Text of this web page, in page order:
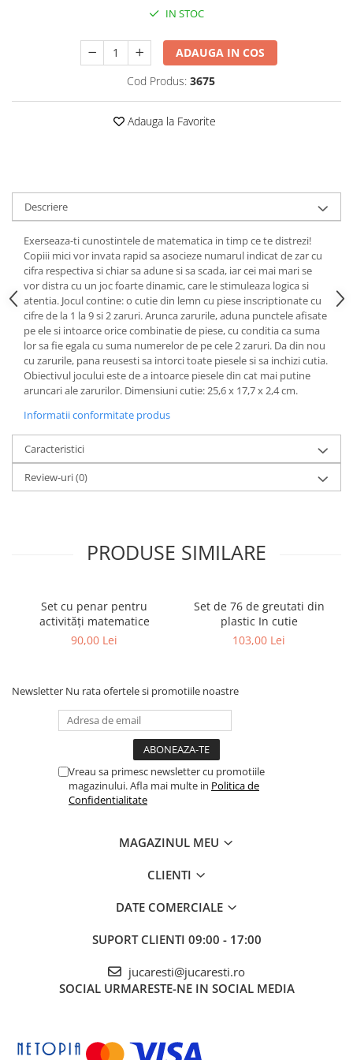
Puzzle-uri stratificate
Lucru manual
Modelaj
Pictura pe numere
Sarma plusata
Seturi de creatie
Tablouri diamonds
Jocuri de societate pentru copii
Jocuri logice pentru copii
Jocuri pentru stimularea
Stimulare tactila
Stimulare vizuala
Seturi si jocuri magnetice
IN STOC
ADAUGA IN COS
Cod Produs: 3675
Adauga la Favorite
Descriere
Exerseaza-ti cunostintele de matematica in timp ce te distrezi!
Copiii mici vor invata rapid sa asocieze numarul indicat de zar cu
cifra respectiva si chiar sa adune si sa scada, iar cei mai mari se
vor distra cu un joc foarte dinamic, care le stimuleaza logica si
atentia. Jocul contine: o cutie din lemn cu piese inscriptionate cu
cifre de la 1 la 9 si 2 zaruri. Arunca zarurile, aduna punctele afisate
pe ele si intoarce orice combinatie de piese, cu conditia ca suma
lor sa fie egala cu suma numerelor de pe cele 2 zaruri. Da din nou
cu zarurile, pana reusesti sa intorci toate piesele si sa inchizi cutia.
Obiectivul jocului este de a intoarce piesele din cat mai putine
aruncari ale zarurilor. Dimensiuni cutie: 25,6 x 17,7 x 2,4 cm.
Informatii conformitate produs
Caracteristici
Review-uri(0)
PRODUSE SIMILARE
Set cu penar pentru
activități matematice
90,00 Lei
Set de 76 de greutati din
plastic In cutie
103,00 Lei
Newsletter Nu rata ofertele si promotiile noastre
Vreau sa primesc newsletter cu promotiile
magazinului. Afla mai multe in Politica de
Confidentialitate
MAGAZINUL MEU
CLIENTI
DATE COMERCIALE
SUPORT CLIENTI 09:00 - 17:00
jucaresti@jucaresti.ro
SOCIAL URMARESTE-NE IN SOCIAL MEDIA